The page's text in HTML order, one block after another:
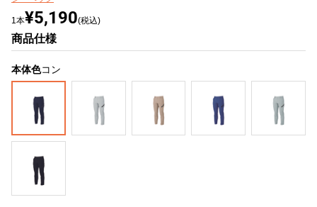
1本¥5,190(税込)
商品仕様
本体色コン